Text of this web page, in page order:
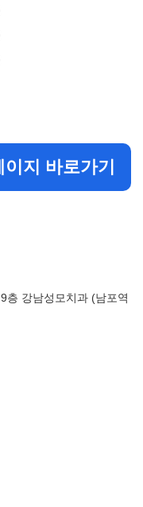
이지 바로가기
층 강남성모치과 (남포역